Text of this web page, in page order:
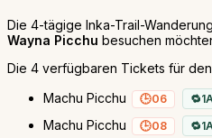
Die 4-tägige Inka-Trail-
Wayna Picchu besuchen
Die 4 verfügbaren Tickets für den
Machu Picchu
06
Machu Picchu
08